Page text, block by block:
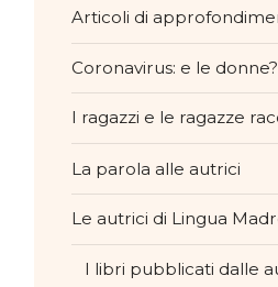
Articoli di
Coronavirus: e le donne?
I ragazzi e le ragazze
La parola alle autrici
Le autrici di Lingua
I libri pubblicati dalle